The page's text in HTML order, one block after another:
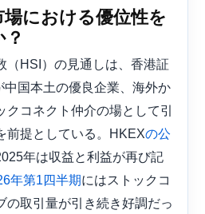
における優位性を
（HSI）の見通しは、香港証
国本土の優良企業、海外か
クコネクト仲介の場として引
前提としている。HKEXの公
年は収益と利益が再び記
年第1四半期にはストックコ
の取引量が引き続き好調だっ